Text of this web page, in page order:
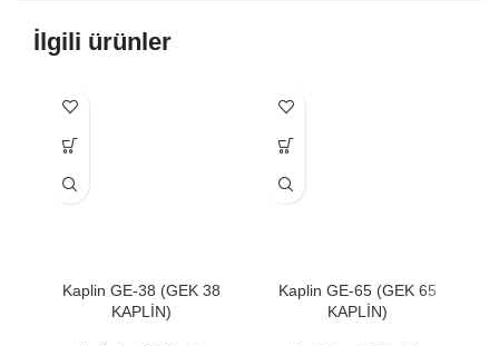
İlgili ürünler
Kaplin GE-38 (GEK 38
KAPLİN)
Kaplin GE-65 (GEK 65
KAPLİN)